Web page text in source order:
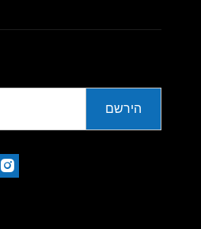
הירשם